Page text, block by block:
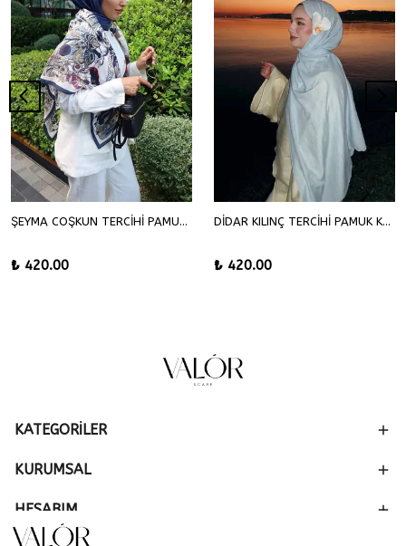
ŞEYMA COŞKUN TERCİHİ PAMUK KRAŞ ŞAL
₺ 420.00
DİDAR KILINÇ TERCİHİ PAMUK KRAŞ ŞAL
₺ 420.00
KATEGORİLER
KURUMSAL
HESABIM